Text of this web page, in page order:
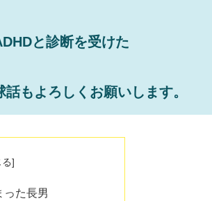
と診断を受けた
もよろしくお願いします。
った長男